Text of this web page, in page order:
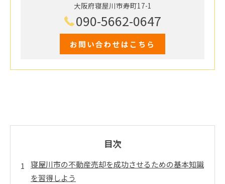
大阪府寝屋川市寿町17-1
090-5662-0647
お問い合わせはこちら
目次
寝屋川市の不動産売却を成功させるための基本知識
を習得しよう